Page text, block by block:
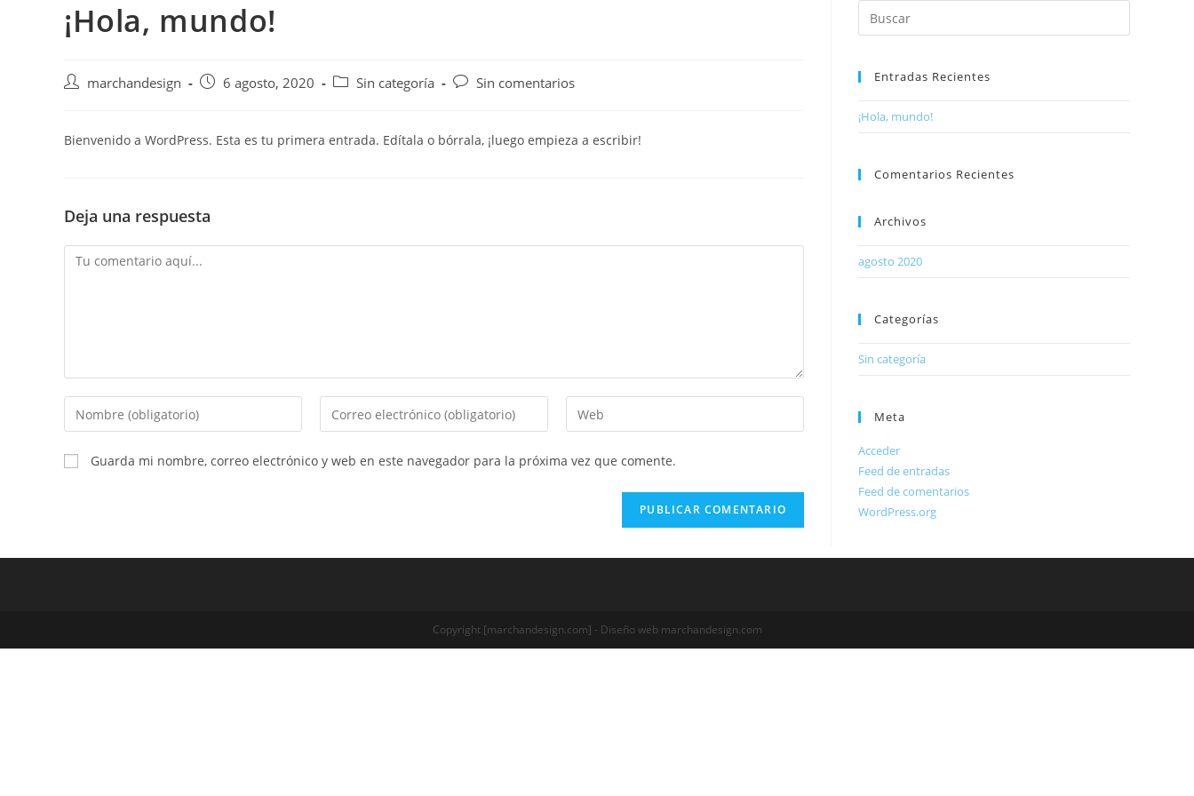
¡Hola, mundo!
marchandesign 6 agosto, 2020 Sin categoría Sin comentarios
Bienvenido a WordPress. Esta es tu primera entrada. Edítala o bórrala, ¡luego empieza a escribir!
Deja una respuesta
Guarda mi nombre, correo electrónico y web en este navegador para la próxima vez que comente.
Entradas Recientes
¡Hola, mundo!
Comentarios Recientes
Archivos
agosto 2020
Categorías
Sin categoría
Meta
Acceder
Feed de entradas
Feed de comentarios
WordPress.org
Copyright [marchandesign.com] - Diseño web marchandesign.com